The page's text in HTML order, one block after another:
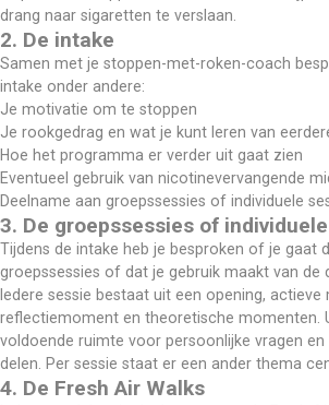
drang naar sigaretten te verslaan.
​2. De intake
Samen met je stoppen-met-roken-coach
intake onder andere:
Je motivatie om te stoppen
Je rookgedrag en wat je kunt leren van
Hoe het programma er verder uit gaat zien
Eventueel gebruik van nicotinevervangende
Deelname aan groepssessies of individuele
3. De groepssessies of
Tijdens de intake heb je besproken of je gaat
groepssessies of dat je gebruik maakt van de
Iedere sessie bestaat uit een opening, actieve
reflectiemoment en theoretische momenten.
voldoende ruimte voor persoonlijke vragen
delen. Per sessie staat er een ander thema
​4. De Fresh Air Walks